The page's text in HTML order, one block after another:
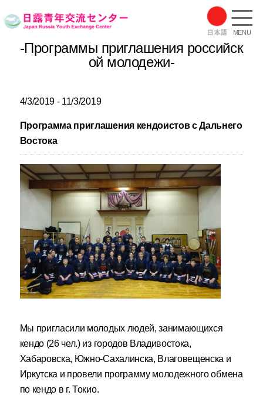
MENU
-Программы приглашения российск
ой молодежи-
4/3/2019 - 11/3/2019
Программа приглашения кендоистов с Дальнего
Востока
Мы пригласили молодых людей, занимающихся
кендо (26 чел.) из городов Владивостока,
Хабаровска, Южно-Сахалинска, Влаговещенска и
Иркутска и провели программу молодежного обмена
по кендо в г. Токио.